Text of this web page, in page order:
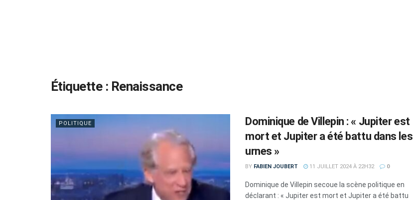
Étiquette : Renaissance
POLITIQUE
Dominique de Villepin : « Jupiter est
mort et Jupiter a été battu dans les
urnes »
BY FABIEN JOUBERT 11 JUILLET 2024 À 22H32 0
Dominique de Villepin secoue la scène politique en
déclarant : « Jupiter est mort et Jupiter a été battu